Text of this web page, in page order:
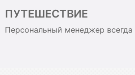
ПУТЕШЕСТВИЕ
Персональный менеджер всегда